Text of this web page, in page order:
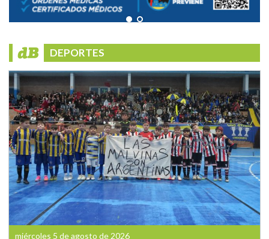
DEPORTES
miércoles 5 de agosto de 2026